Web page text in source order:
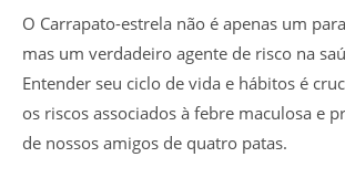
O Carrapato-estrela não é apenas um
mas um verdadeiro agente de risco na
Entender seu ciclo de vida e hábitos é
os riscos associados à febre maculosa e
de nossos amigos de quatro patas.